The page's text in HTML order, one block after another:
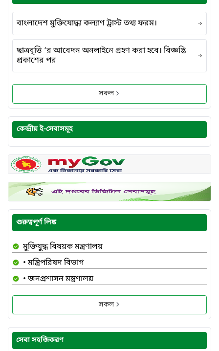
বাংলাদেশ মুক্তিযোদ্ধা কল্যাণ ট্রাস্ট তথ্য ফরম।
ছাত্রবৃত্তি ‘র আবেদন অনলাইনে গ্রহণ করা হবে। বিজ্ঞপ্তি
প্রকাশের পর
সকল
কেন্দ্রীয় ই-সেবাসমূহ
গুরুত্বপূর্ণ লিঙ্ক
মুক্তিযুদ্ধ বিষয়ক মন্ত্রণালয়
• মন্ত্রিপরিষদ বিভাগ
• জনপ্রশাসন মন্ত্রণালয়
সকল
সেবা সহজিকরণ